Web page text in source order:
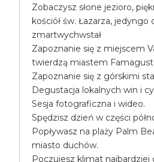
Zobaczysz słone jezioro,
kościół św. Łazarza, jedyngo
zmartwychwstał
Zapoznanie się z miejscem
twierdzą miastem
Zapoznanie się z górskimi
Degustacja lokalnych win i
Sesja fotograficzna i wideo.
Spędzisz dzień w części
Popływasz na plaży Palm
miasto duchów.
Poczujesz klimat najbardziej